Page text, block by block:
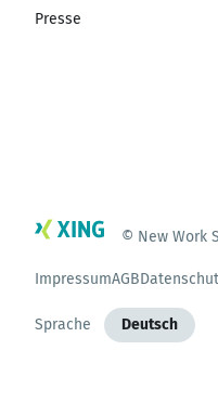
Presse
© New Work
ImpressumAGB
Sprache Deutsch